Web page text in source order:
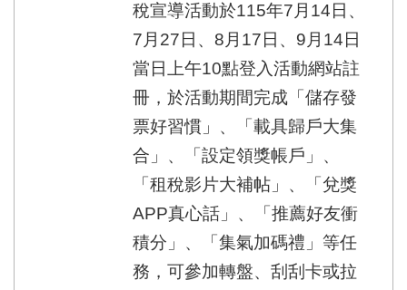
稅宣導活動於115年7月14日、
7月27日、8月17日、9月14日
當日上午10點登入活動網站註
冊，於活動期間完成「儲存發
票好習慣」、「載具歸戶大集
合」、「設定領獎帳戶」、
「租稅影片大補帖」、「兌獎
APP真心話」、「推薦好友衝
積分」、「集氣加碼禮」等任
務，可參加轉盤、刮刮卡或拉